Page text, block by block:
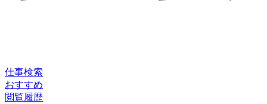
仕事検索
おすすめ
閲覧履歴